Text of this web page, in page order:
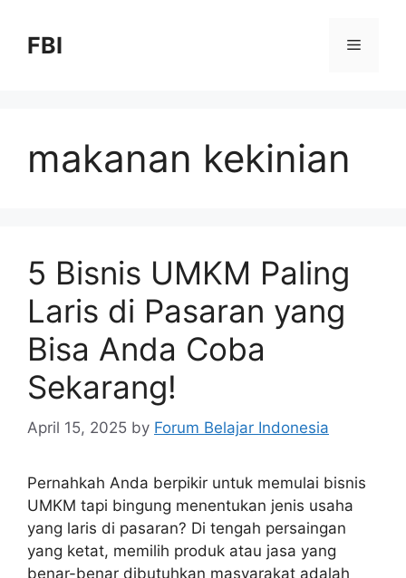
FBI
makanan kekinian
5 Bisnis UMKM Paling
Laris di Pasaran yang
Bisa Anda Coba
Sekarang!
April 15, 2025 by Forum Belajar Indonesia
Pernahkah Anda berpikir untuk memulai bisnis
UMKM tapi bingung menentukan jenis usaha
yang laris di pasaran? Di tengah persaingan
yang ketat, memilih produk atau jasa yang
benar-benar dibutuhkan masyarakat adalah